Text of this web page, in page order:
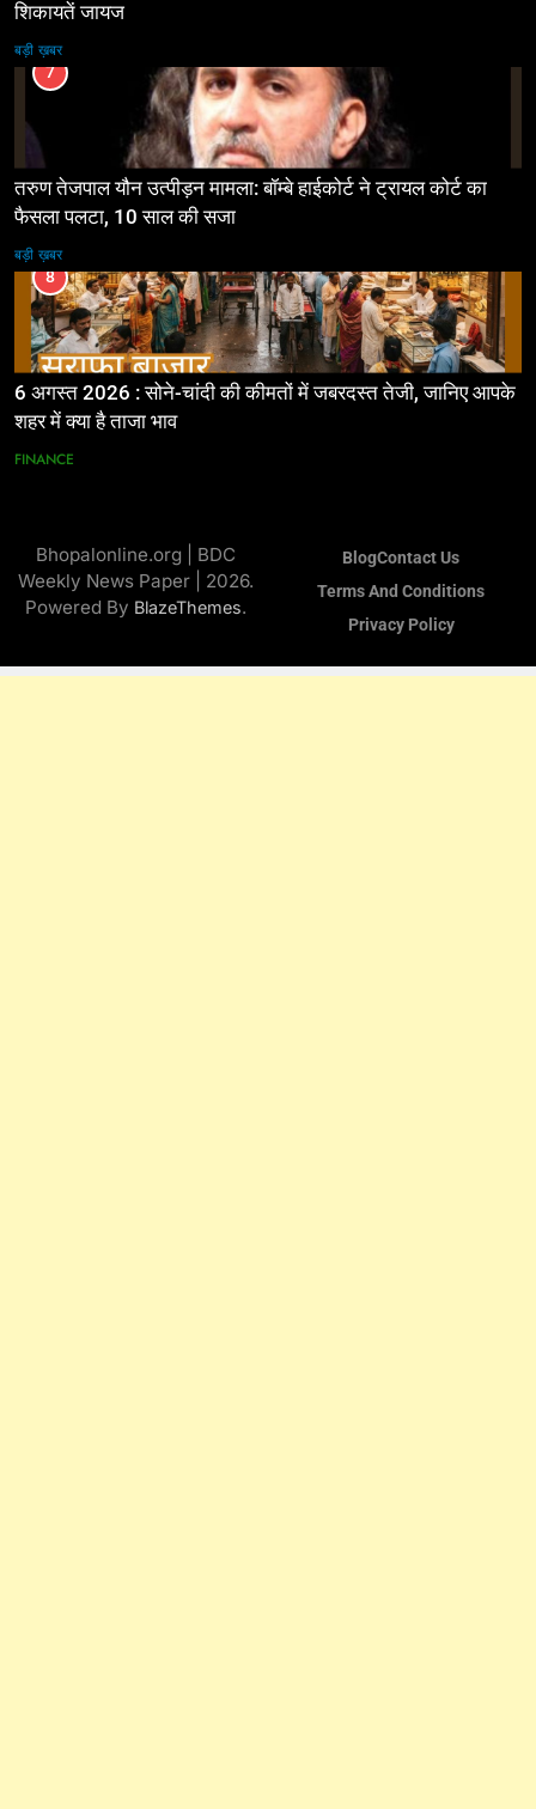
शिकायतें जायज
बड़ी ख़बर
7
तरुण तेजपाल यौन उत्पीड़न मामला: बॉम्बे हाईकोर्ट ने ट्रायल कोर्ट का
फैसला पलटा, 10 साल की सजा
बड़ी ख़बर
8
6 अगस्त 2026 : सोने-चांदी की कीमतों में जबरदस्त तेजी, जानिए आपके
शहर में क्या है ताजा भाव
FINANCE
Bhopalonline.org | BDC
Weekly News Paper | 2026.
Powered By BlazeThemes.
BlogContact Us
Terms And Conditions
Privacy Policy